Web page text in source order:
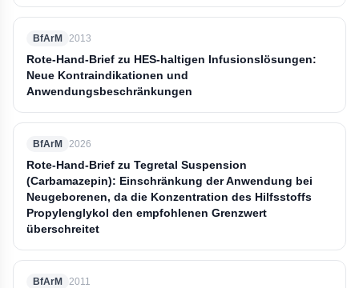
BfArM 2013
Rote-Hand-Brief zu HES-haltigen Infusionslösungen:
Neue Kontraindikationen und
Anwendungsbeschränkungen
BfArM 2026
Rote-Hand-Brief zu Tegretal Suspension
(Carbamazepin): Einschränkung der Anwendung bei
Neugeborenen, da die Konzentration des Hilfsstoffs
Propylenglykol den empfohlenen Grenzwert
überschreitet
BfArM 2011